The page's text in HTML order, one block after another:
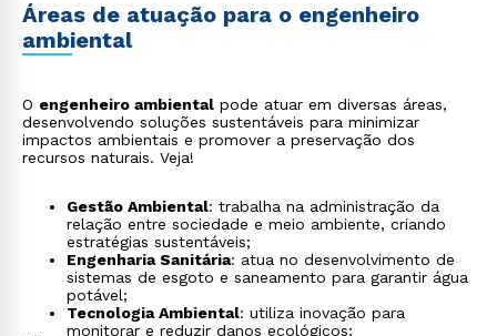
Áreas de atuação para o engenheiro
ambiental
O engenheiro ambiental pode atuar em diversas áreas,
desenvolvendo soluções sustentáveis para minimizar
impactos ambientais e promover a preservação dos
recursos naturais. Veja!
Gestão Ambiental: trabalha na administração da
relação entre sociedade e meio ambiente, criando
estratégias sustentáveis;
Engenharia Sanitária: atua no desenvolvimento de
sistemas de esgoto e saneamento para garantir água
potável;
Tecnologia Ambiental: utiliza inovação para
monitorar e reduzir danos ecológicos;